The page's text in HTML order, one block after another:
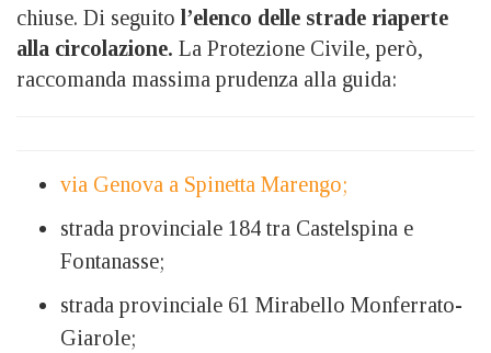
chiuse. Di seguito l’elenco delle strade riaperte
alla circolazione. La Protezione Civile, però,
raccomanda massima prudenza alla guida:
via Genova a Spinetta Marengo;
strada provinciale 184 tra Castelspina e
Fontanasse;
strada provinciale 61 Mirabello Monferrato-
Giarole;